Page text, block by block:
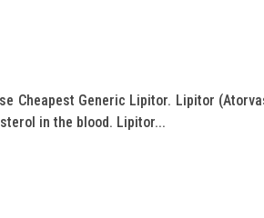
Cheapest Generic Lipitor. Lipitor
in the blood. Lipitor...